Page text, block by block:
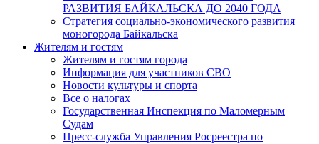
РАЗВИТИЯ БАЙКАЛЬСКА ДО 2040 ГОДА
Стратегия социально-экономического развития
моногорода Байкальска
Жителям и гостям
Жителям и гостям города
Информация для участников СВО
Новости культуры и спорта
Все о налогах
Государственная Инспекция по Маломерным
Судам
Пресс-служба Управления Росреестра по